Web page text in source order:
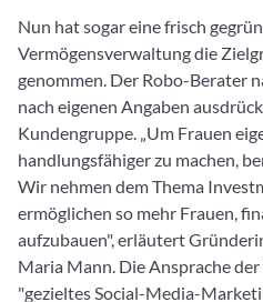
Nun hat sogar eine frisch
Vermögensverwaltung die
genommen. Der Robo-Berater
nach eigenen Angaben
Kundengruppe. „Um Frauen
handlungsfähiger zu machen,
Wir nehmen dem Thema
ermöglichen so mehr Frauen,
aufzubauen", erläutert
Maria Mann. Die Ansprache
"gezieltes Social-Media-